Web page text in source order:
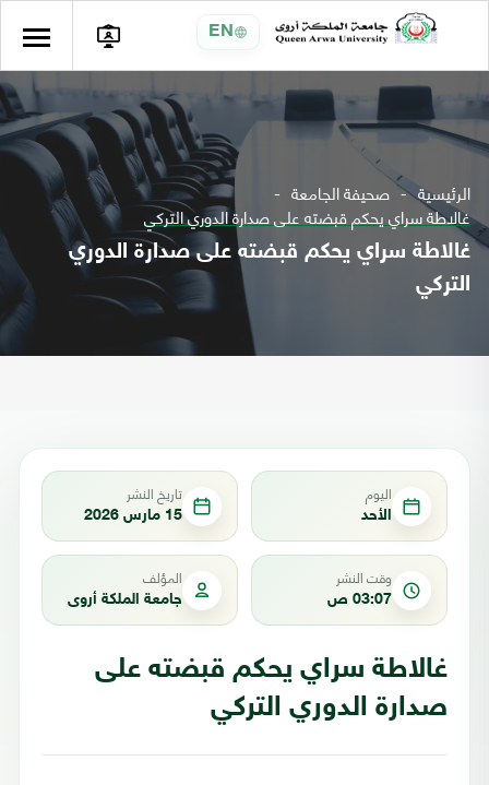
EN
الرئيسية صحيفة الجامعة
غالاطة سراي يحكم قبضته على صدارة الدوري التركي
غالاطة سراي يحكم قبضته على صدارة الدوري
التركي
اليوم
الأحد
تاريخ النشر
15 مارس 2026
وقت النشر
03:07 ص
المؤلف
جامعة الملكة أروى
غالاطة سراي يحكم قبضته على
صدارة الدوري التركي